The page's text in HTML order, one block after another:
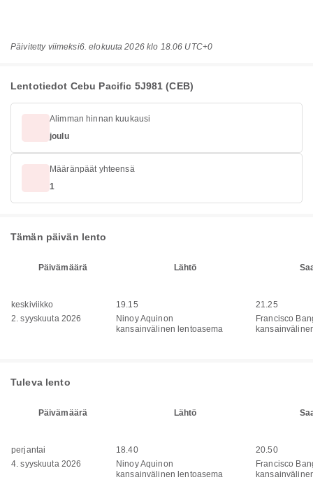
Päivitetty viimeksi6. elokuuta 2026 klo 18.06 UTC+0
Lentotiedot Cebu Pacific 5J981 (CEB)
Alimman hinnan kuukausi
joulu
Määränpäät yhteensä
1
Tämän päivän lento
Päivämäärä Lähtö
keskiviikko
2. syyskuuta 2026
19.15
Ninoy Aquinon
kansainvälinen lentoasema
21.25
Francisco
Tuleva lento
Päivämäärä Lähtö
perjantai
4. syyskuuta 2026
18.40
Ninoy Aquinon
kansainvälinen lentoasema
20.50
Francisco